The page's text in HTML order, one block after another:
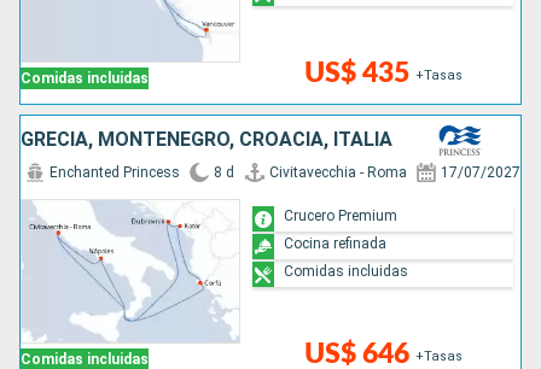
Comidas incluidas US$ 435 +Tasas
GRECIA, MONTENEGRO, CROACIA, ITALIA
Comidas incluidas
Enchanted Princess 8 d Civitavecchia - Roma 17/07/2027
US$ 646 +Tasas
Crucero Premium
Cocina refinada
Comidas incluidas